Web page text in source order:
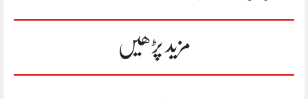
مزید پڑھیں